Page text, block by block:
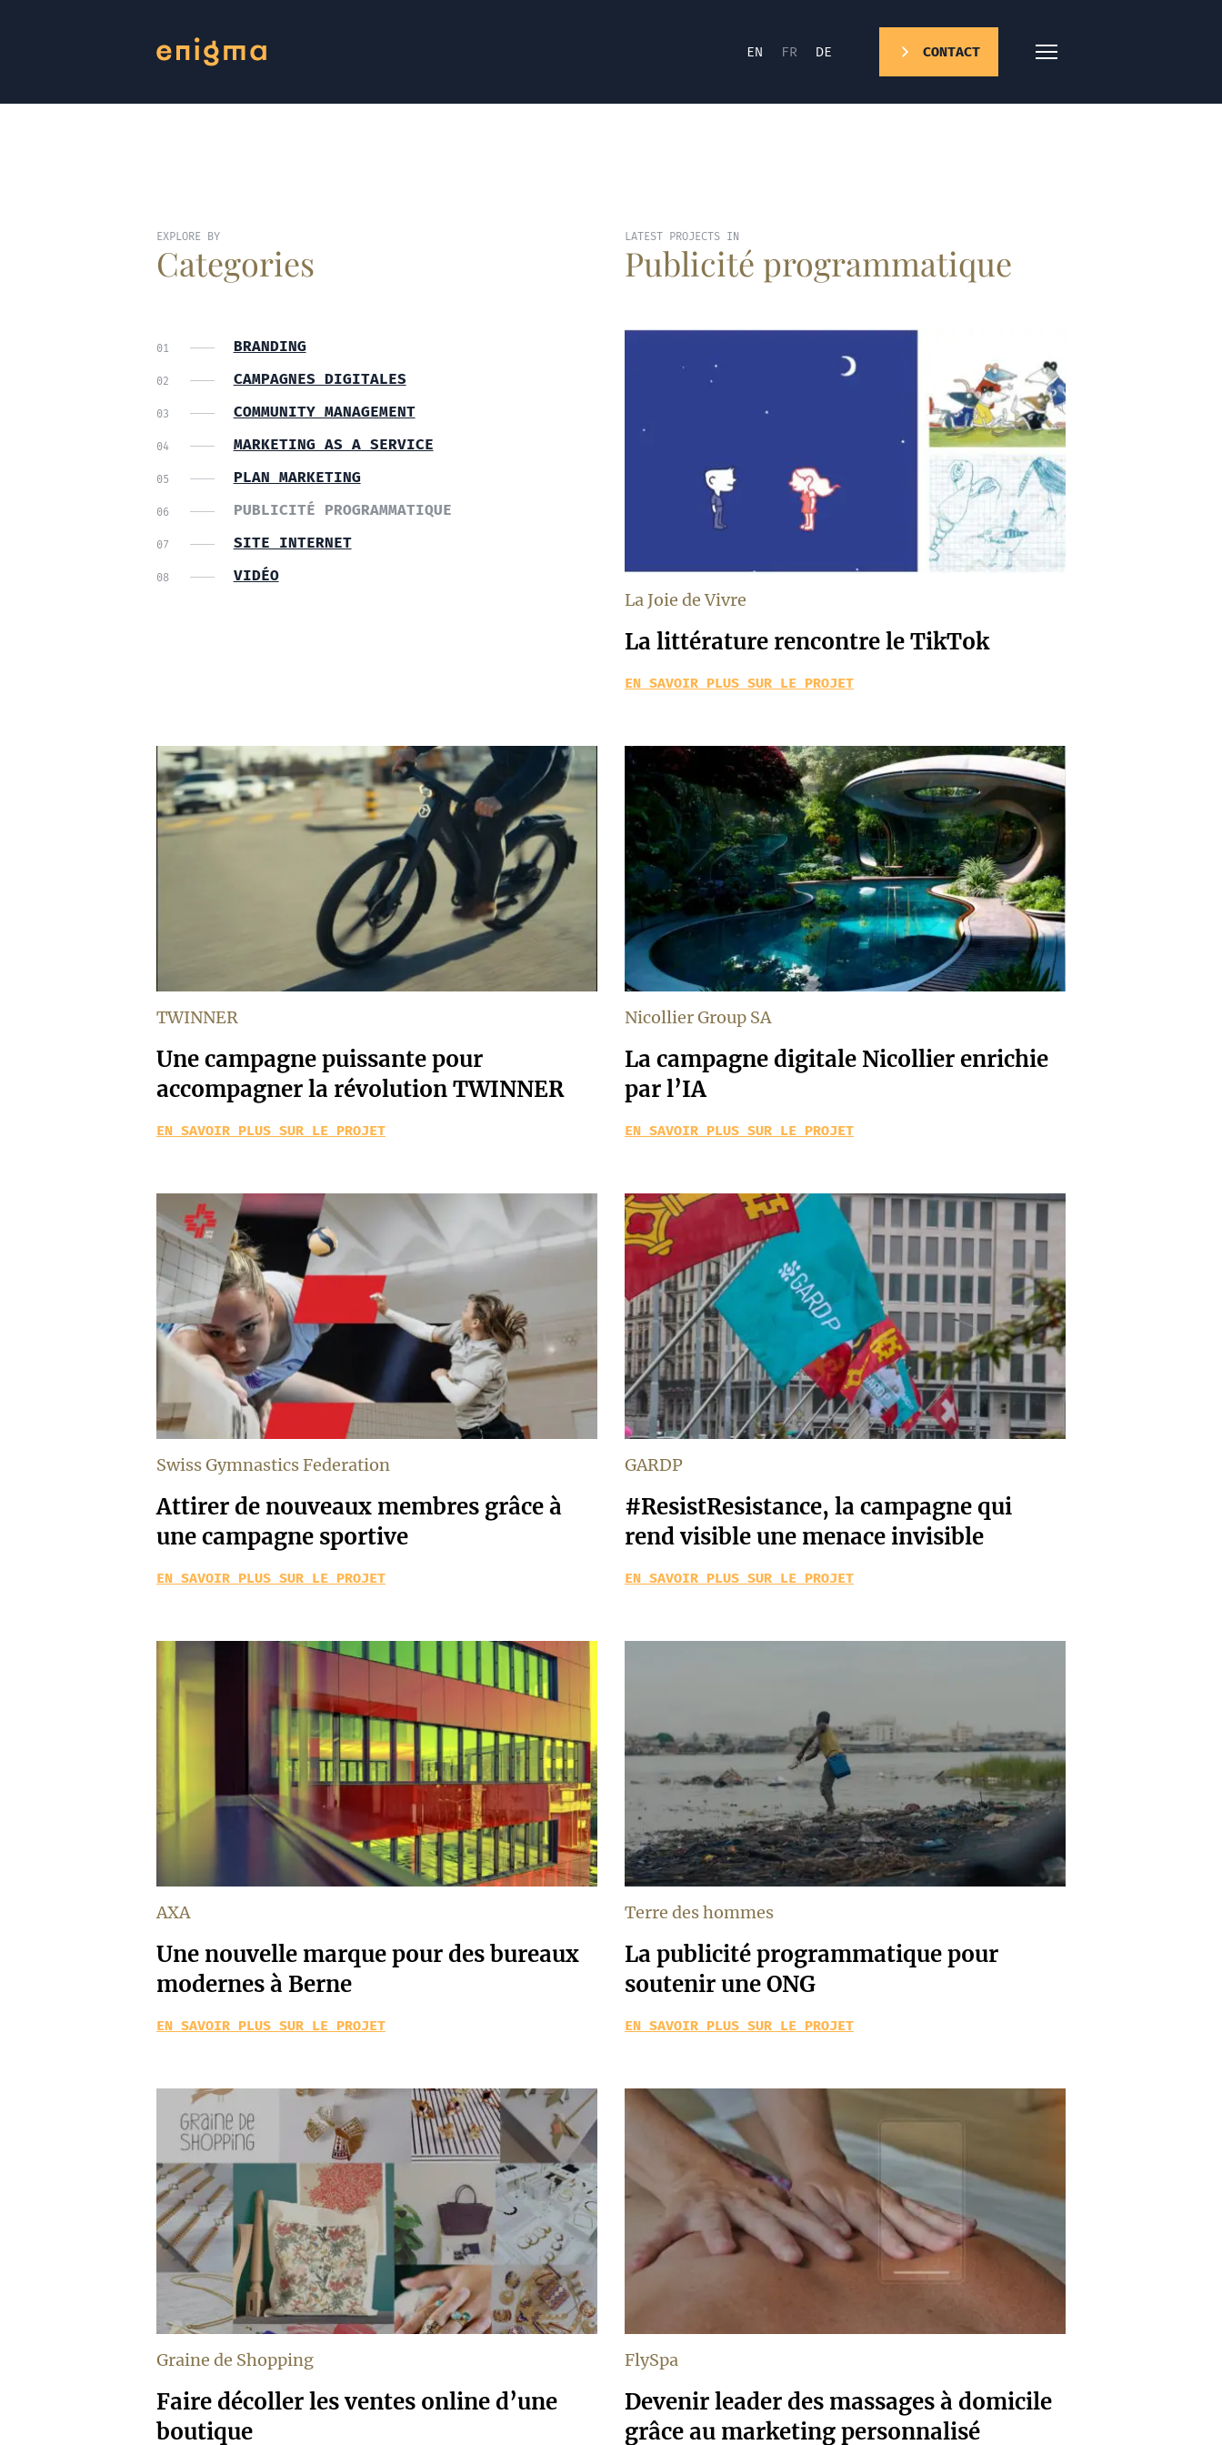
EN FR DE CONTACT
EXPLORE BY
Categories
BRANDING
CAMPAGNES DIGITALES
COMMUNITY MANAGEMENT
MARKETING AS A SERVICE
PLAN MARKETING
PUBLICITÉ PROGRAMMATIQUE
SITE INTERNET
VIDÉO
LATEST PROJECTS IN
Publicité programmatique
La Joie de Vivre
La littérature rencontre le TikTok
EN SAVOIR PLUS SUR LE PROJET
TWINNER
Une campagne puissante pour
accompagner la révolution TWINNER
EN SAVOIR PLUS SUR LE PROJET
Nicollier Group SA
La campagne digitale Nicollier enrichie
par l’IA
EN SAVOIR PLUS SUR LE PROJET
Swiss Gymnastics Federation
Attirer de nouveaux membres grâce à
une campagne sportive
EN SAVOIR PLUS SUR LE PROJET
GARDP
#ResistResistance, la campagne qui
rend visible une menace invisible
EN SAVOIR PLUS SUR LE PROJET
AXA
Une nouvelle marque pour des bureaux
modernes à Berne
EN SAVOIR PLUS SUR LE PROJET
Terre des hommes
La publicité programmatique pour
soutenir une ONG
EN SAVOIR PLUS SUR LE PROJET
Graine de Shopping
Faire décoller les ventes online d’une
boutique
FlySpa
Devenir leader des massages à domicile
grâce au marketing personnalisé